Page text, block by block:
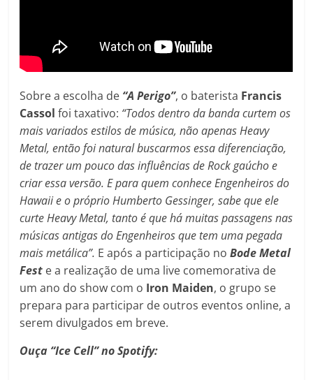
Sobre a escolha de “A Perigo”, o baterista Francis
Cassolfoi taxativo: “Todos dentro da banda curtem os
mais variados estilos de música, não apenas Heavy
Metal, então foi natural buscarmos essa diferenciação,
de trazer um pouco das influências de Rock gaúcho e
criar essa versão. E para quem conhece Engenheiros do
Hawaii e o próprio Humberto Gessinger, sabe que ele
curte Heavy Metal, tanto é que há muitas passagens nas
músicas antigas do Engenheiros que tem uma pegada
mais metálica”. E após a participação noBode Metal
Fest e a realização de uma live comemorativa de
um ano do show com o Iron Maiden, o grupo se
prepara para participar de outros eventos online, a
serem divulgados em breve.
Ouça “Ice Cell” no Spotify: